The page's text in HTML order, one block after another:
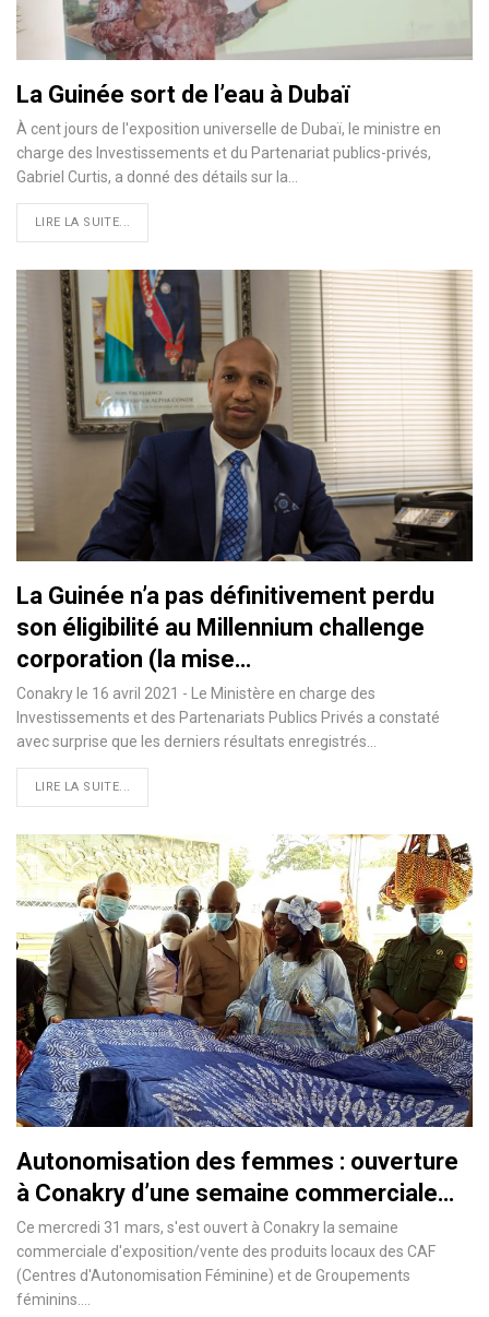
La Guinée sort de l’eau à Dubaï
À cent jours de l'exposition universelle de Dubaï, le ministre en
charge des Investissements et du Partenariat publics-privés,
Gabriel Curtis, a donné des détails sur la…
LIRE LA SUITE...
La Guinée n’a pas définitivement perdu
son éligibilité au Millennium challenge
corporation (la mise…
Conakry le 16 avril 2021 - Le Ministère en charge des
Investissements et des Partenariats Publics Privés a constaté
avec surprise que les derniers résultats enregistrés…
LIRE LA SUITE...
Autonomisation des femmes : ouverture
à Conakry d’une semaine commerciale…
Ce mercredi 31 mars, s'est ouvert à Conakry la semaine
commerciale d'exposition/vente des produits locaux des CAF
(Centres d'Autonomisation Féminine) et de Groupements
féminins.